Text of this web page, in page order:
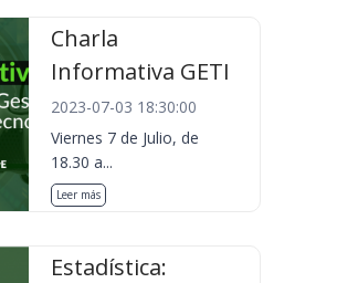
Charla
Informativa GETI
2023-07-03 18:30:00
Viernes 7 de Julio, de
18.30 a...
Leer más
Estadística: